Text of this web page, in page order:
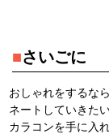
■さいごに
おしゃれをするな
ネートしていきた
カラコンを手に入